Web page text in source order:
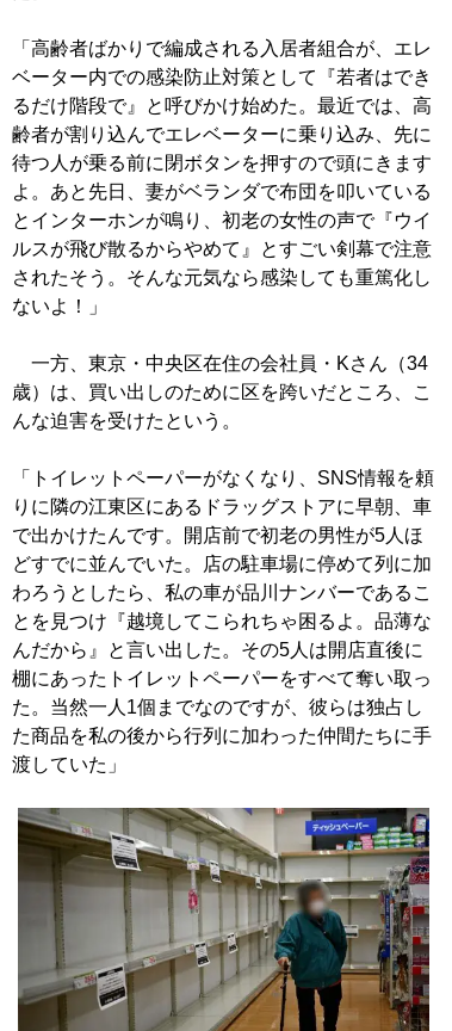
「高齢者ばかりで編成される入居者組合が、エレ
ベーター内での感染防止対策として『若者はでき
るだけ階段で』と呼びかけ始めた。最近では、高
齢者が割り込んでエレベーターに乗り込み、先に
待つ人が乗る前に閉ボタンを押すので頭にきます
よ。あと先日、妻がベランダで布団を叩いている
とインターホンが鳴り、初老の女性の声で『ウイ
ルスが飛び散るからやめて』とすごい剣幕で注意
されたそう。そんな元気なら感染しても重篤化し
ないよ！」
一方、東京・中央区在住の会社員・Kさん（34
歳）は、買い出しのために区を跨いだところ、こ
んな迫害を受けたという。
「トイレットペーパーがなくなり、SNS情報を頼
りに隣の江東区にあるドラッグストアに早朝、車
で出かけたんです。開店前で初老の男性が5人ほ
どすでに並んでいた。店の駐車場に停めて列に加
わろうとしたら、私の車が品川ナンバーであるこ
とを見つけ『越境してこられちゃ困るよ。品薄な
んだから』と言い出した。その5人は開店直後に
棚にあったトイレットペーパーをすべて奪い取っ
た。当然一人1個までなのですが、彼らは独占し
た商品を私の後から行列に加わった仲間たちに手
渡していた」